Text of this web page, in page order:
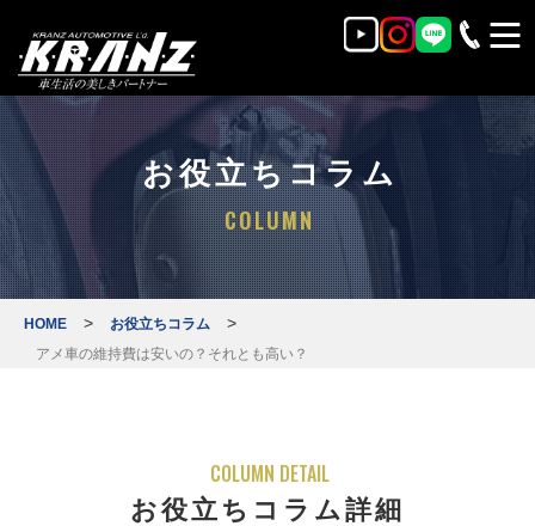
お役立ちコラム
COLUMN
HOME > お役立ちコラム >
アメ車の維持費は安いの？それとも高い？
COLUMN DETAIL
お役立ちコラム詳細